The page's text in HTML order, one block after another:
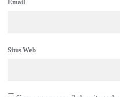
Email
Situs Web